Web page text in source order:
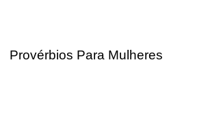
Provérbios Para Mulheres